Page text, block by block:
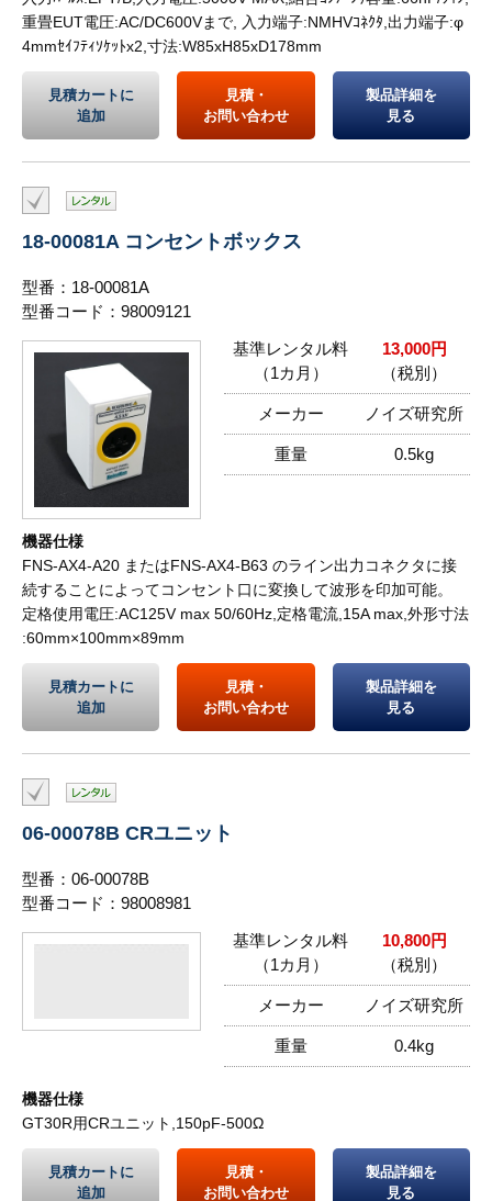
重畳EUT電圧:AC/DC600Vまで, 入力端子:NMHVｺﾈｸﾀ,出力端子:φ
4mmｾｲﾌﾃｨｿｹｯﾄx2,寸法:W85xH85xD178mm
見積カートに
追加
見積・
お問い合わせ
製品詳細を
見る
18-00081A コンセントボックス
型番：18-00081A
型番コード：98009121
基準レンタル料
（1カ月）
13,000円
（税別）
メーカー ノイズ研究所
重量 0.5kg
機器仕様
FNS-AX4-A20 またはFNS-AX4-B63 のライン出力コネクタに接
続することによってコンセント口に変換して波形を印加可能。
定格使用電圧:AC125V max 50/60Hz,定格電流,15A max,外形寸法
:60mm×100mm×89mm
見積カートに
追加
見積・
お問い合わせ
製品詳細を
見る
06-00078B CRユニット
型番：06-00078B
型番コード：98008981
基準レンタル料
（1カ月）
10,800円
（税別）
メーカー ノイズ研究所
重量 0.4kg
機器仕様
GT30R用CRユニット,150pF-500Ω
見積カートに
追加
見積・
お問い合わせ
製品詳細を
見る